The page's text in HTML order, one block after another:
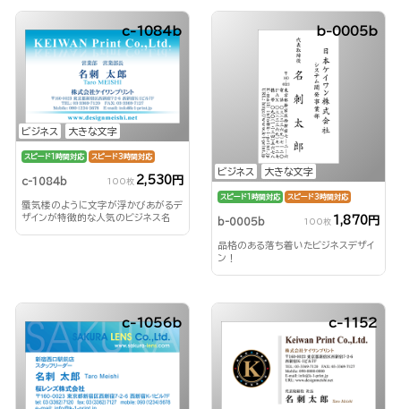
ビジネス 大きな文字
c-1084b
スピード1時間対応 スピード3時間対応
c-1084b 100枚 2,530円
蜃気楼のように文字が浮かびあがるデ
ザインが特徴的な人気のビジネス名
ビジネス 大きな文字
b-0005b
スピード1時間対応 スピード3時間対応
b-0005b 100枚 1,870円
品格のある落ち着いたビジネスデザイ
ン！
c-1056b c-1152